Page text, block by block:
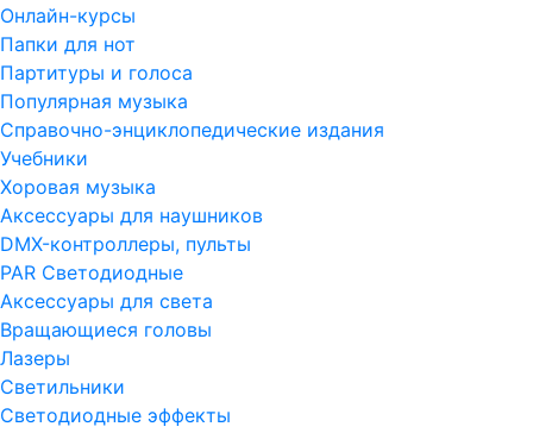
Онлайн-курсы
Папки для нот
Партитуры и голоса
Популярная музыка
Справочно-энциклопедические издания
Учебники
Хоровая музыка
Аксессуары для наушников
DMX-контроллеры, пульты
PAR Светодиодные
Аксессуары для света
Вращающиеся головы
Лазеры
Светильники
Светодиодные эффекты